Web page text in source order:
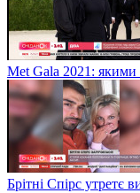
Met Gala 2021: якими
Брітні Спірс утретє